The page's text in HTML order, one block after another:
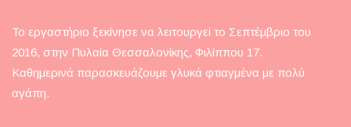
Το εργαστήριο ξεκίνησε να λειτουργεί το Σεπτέμβριο του
2016, στην Πυλαία Θεσσαλονίκης, Φιλίππου 17.
Καθημερινά παρασκευάζουμε γλυκά φτιαγμένα με πολύ
αγάπη.